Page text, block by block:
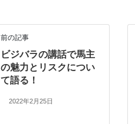
前の記事
ビジバラの講話で馬主
の魅力とリスクについ
て語る！
2022年2月25日